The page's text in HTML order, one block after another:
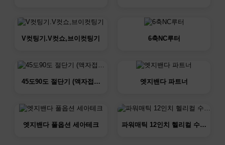
V컷팅기.V컷쇼,브이컷팅기 6축NC루터
45도90도 절단기 (액자접… 엣지밴다 파트너
엣지밴다 풀옵션 세아테크 파워매틱 12인치 헬리컬 수…